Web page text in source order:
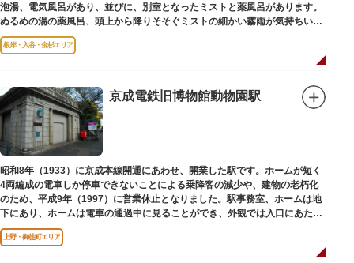
泡湯、電気風呂があり、並びに、別室となったミストと薬風呂があります。
ぬるめの湯の薬風呂、頭上から降りそそぐミストの細かい霧雨が気持ちいい
と評判です。
根岸・入谷・金杉エリア
京成電鉄旧博物館動物園駅
昭和8年（1933）に京成本線開通にあわせ、開業した駅です。ホームが短く
4両編成の電車しか停車できないことによる乗降客の減少や、建物の老朽化
のため、平成9年（1997）に営業休止となりました。駅事務室、ホームは地
下にあり、ホームは電車の通過中に見ることができ、外観では入口にあたる
建物を見ることができます。
上野・御徒町エリア